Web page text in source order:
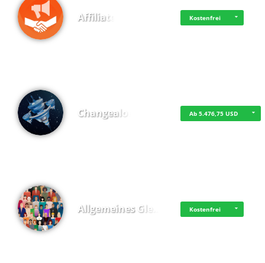
Affiliate Kostenfrei
Changealot Ab 5.476,75 USD
Allgemeines Gle… Kostenfrei